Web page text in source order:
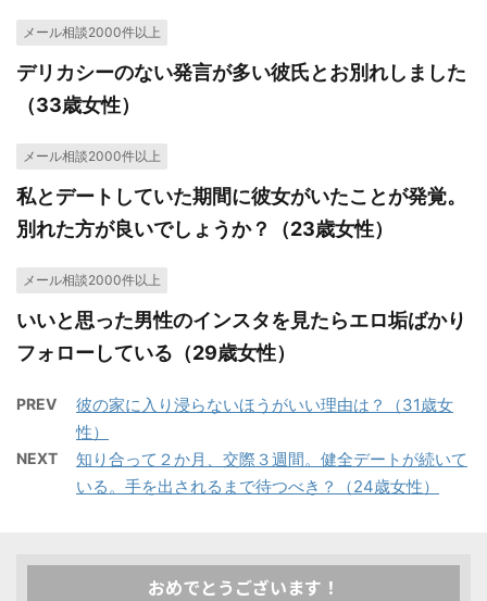
メール相談2000件以上
デリカシーのない発言が多い彼氏とお別れしました
（33歳女性）
メール相談2000件以上
私とデートしていた期間に彼女がいたことが発覚。
別れた方が良いでしょうか？（23歳女性）
メール相談2000件以上
いいと思った男性のインスタを見たらエロ垢ばかり
フォローしている（29歳女性）
PREV
彼の家に入り浸らないほうがいい理由は？（31歳女
性）
NEXT
知り合って２か月、交際３週間。健全デートが続いて
いる。手を出されるまで待つべき？（24歳女性）
おめでとうございます！